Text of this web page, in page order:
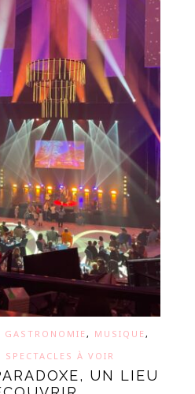
GASTRONOMIE , MUSIQUE ,
SPECTACLES À VOIR
UN LIEU